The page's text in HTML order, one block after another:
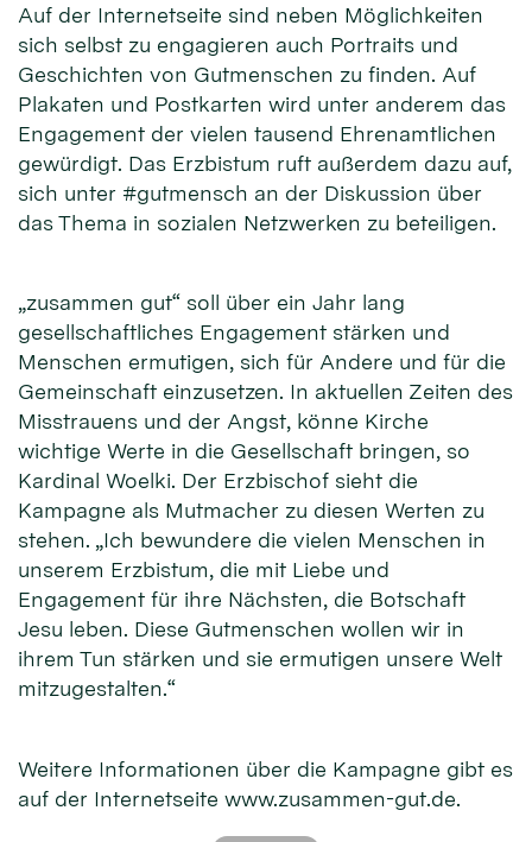
Auf der Internetseite sind neben Möglichkeiten
sich selbst zu engagieren auch Portraits und
Geschichten von Gutmenschen zu finden. Auf
Plakaten und Postkarten wird unter anderem das
Engagement der vielen tausend Ehrenamtlichen
gewürdigt. Das Erzbistum ruft außerdem dazu auf,
sich unter #gutmensch an der Diskussion über
das Thema in sozialen Netzwerken zu beteiligen.
„zusammen gut“ soll über ein Jahr lang
gesellschaftliches Engagement stärken und
Menschen ermutigen, sich für Andere und für die
Gemeinschaft einzusetzen. In aktuellen Zeiten des
Misstrauens und der Angst, könne Kirche
wichtige Werte in die Gesellschaft bringen, so
Kardinal Woelki. Der Erzbischof sieht die
Kampagne als Mutmacher zu diesen Werten zu
stehen. „Ich bewundere die vielen Menschen in
unserem Erzbistum, die mit Liebe und
Engagement für ihre Nächsten, die Botschaft
Jesu leben. Diese Gutmenschen wollen wir in
ihrem Tun stärken und sie ermutigen unsere Welt
mitzugestalten.“
Weitere Informationen über die Kampagne gibt es
auf der Internetseite www.zusammen-gut.de.